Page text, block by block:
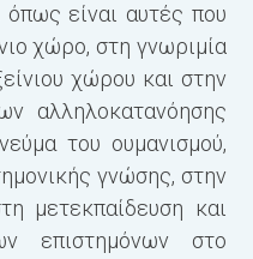
είναι αυτές που
χώρο, στη γνωριμία
χώρου και στην
αλληλοκατανόησης
του ουμανισμού,
γνώσης, στην
μετεκπαίδευση και
επιστημόνων στο